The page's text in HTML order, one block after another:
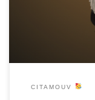
nos personnages et
CITAMOUV